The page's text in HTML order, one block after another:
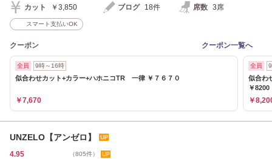
カット ￥3,850 ブログ 18件 席数 3席
スマート支払いOK
クーポン クーポン一覧へ
全員 9時～16時
似合わせカット+カラー+ハホニコTR 一律 ￥７６７０
￥7,670
全員
似合わ
￥8200
￥
UNZELO【アンゼロ】
4.95 （805件）